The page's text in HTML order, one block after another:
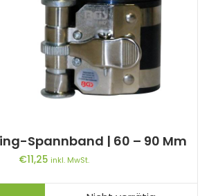
Spannband | 60 – 90 Mm
€11,25 inkl. MwSt.